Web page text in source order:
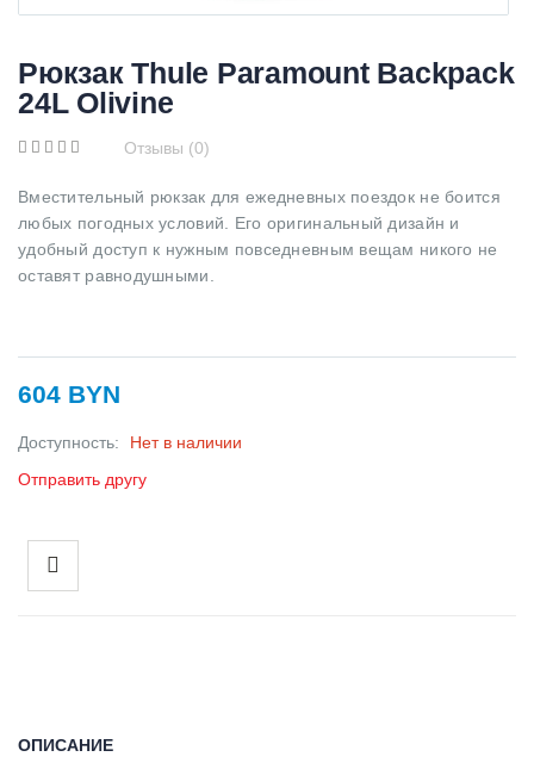
Рюкзак Thule Paramount Backpack
24L Olivine
Отзывы (0)
Вместительный рюкзак для ежедневных поездок не боится
любых погодных условий. Его оригинальный дизайн и
удобный доступ к нужным повседневным вещам никого не
оставят равнодушными.
604 BYN
Доступность:
Нет в наличии
Отправить другу
ОПИСАНИЕ